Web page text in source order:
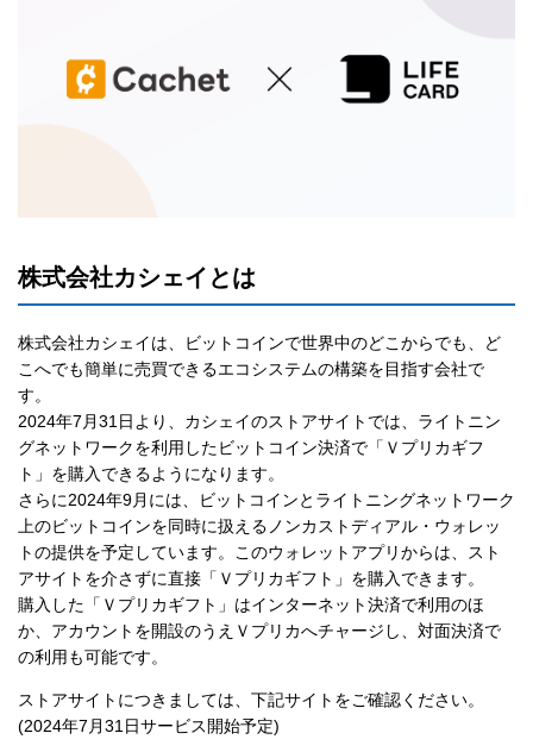
株式会社カシェイとは
株式会社カシェイは、ビットコインで世界中のどこからでも、ど
こへでも簡単に売買できるエコシステムの構築を目指す会社で
す。
2024年7月31日より、カシェイのストアサイトでは、ライトニン
グネットワークを利用したビットコイン決済で「Ｖプリカギフ
ト」を購入できるようになります。
さらに2024年9月には、ビットコインとライトニングネットワーク
上のビットコインを同時に扱えるノンカストディアル・ウォレッ
トの提供を予定しています。このウォレットアプリからは、スト
アサイトを介さずに直接「Ｖプリカギフト」を購入できます。
購入した「Ｖプリカギフト」はインターネット決済で利用のほ
か、アカウントを開設のうえＶプリカへチャージし、対面決済で
の利用も可能です。
ストアサイトにつきましては、下記サイトをご確認ください。
(2024年7月31日サービス開始予定)